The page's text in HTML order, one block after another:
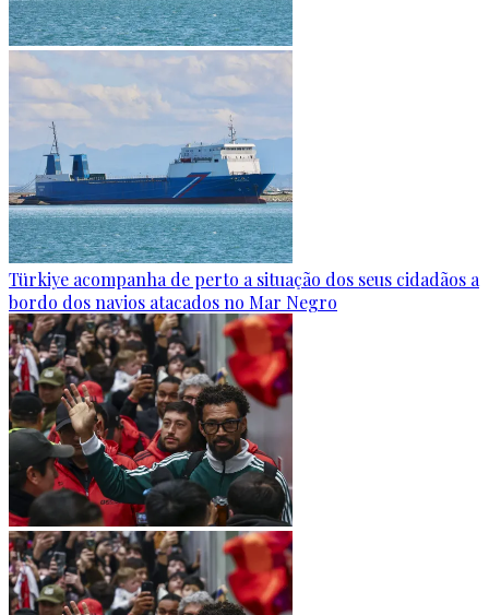
Türkiye acompanha de perto a situação dos seus cidadãos a
bordo dos navios atacados no Mar Negro